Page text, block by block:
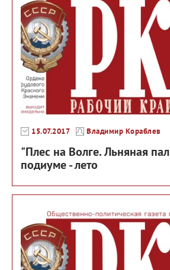
15.07.2017 Владимир Кораблев
"Плес на Волге. Льняная
подиуме - лето